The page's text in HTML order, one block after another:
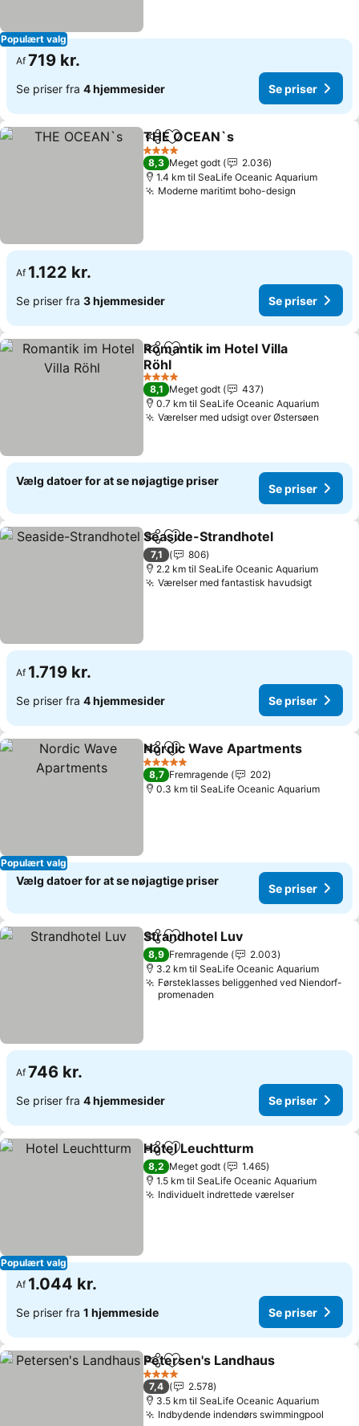
Populært valg
Af 719 kr.
Se priser fra 4 hjemmesider Se priser
Del Føj til favoritter
THE OCEAN`s
4 Stjerner
8,3 Meget godt
2.036
1.4 km til SeaLife Oceanic Aquarium
Moderne maritimt boho-design
Af 1.122 kr.
Se priser fra 3 hjemmesider Se priser
Del Føj til favoritter
Romantik im Hotel Villa
Röhl
Se priser
4 Stjerner
8,1 Meget godt
437
0.7 km til SeaLife Oceanic Aquarium
Værelser med udsigt over Østersøen
Vælg datoer for at se nøjagtige priser
Se priser
Del Føj til favoritter
Seaside-Strandhotel
7,1
806
2.2 km til SeaLife Oceanic Aquarium
Værelser med fantastisk havudsigtSe
Af 1.719 kr.
Se priser fra 4 hjemmesider Se priser
Populært valg
Del Føj til favoritter
Nordic Wave Apartments
5 Stjerner
8,7 Fremragende
202
0.3 km til SeaLife Oceanic Aquarium
Vælg datoer for at se nøjagtige priser
Se priser
Del Føj til favoritter
Strandhotel Luv
8,9 Fremragende
2.003
3.2 km til SeaLife Oceanic Aquarium
Førsteklasses beliggenhed ved Niendorf-
promenaden
Af 746 kr.
Se priser fra 4 hjemmesider Se priser
Populært valg
Del Føj til favoritter
Hotel Leuchtturm
8,2 Meget godt
1.465
1.5 km til SeaLife Oceanic Aquarium
Individuelt indrettede værelserSe priser
Af 1.044 kr.
Se priser fra 1 hjemmeside Se priser
Del Føj til favoritter
Petersen's Landhaus
4 Stjerner
7,4
2.578
3.5 km til SeaLife Oceanic Aquarium
Indbydende indendørs swimmingpool